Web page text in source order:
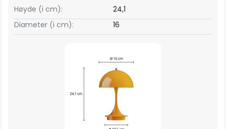
Høyde (i cm):
24,1
Diameter (i cm):
16